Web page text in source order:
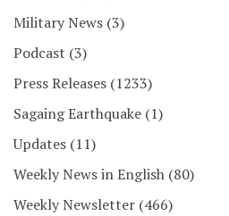
Military News (3)
Podcast (3)
Press Releases (1233)
Sagaing Earthquake (1)
Updates (11)
Weekly News in English (80)
Weekly Newsletter (466)